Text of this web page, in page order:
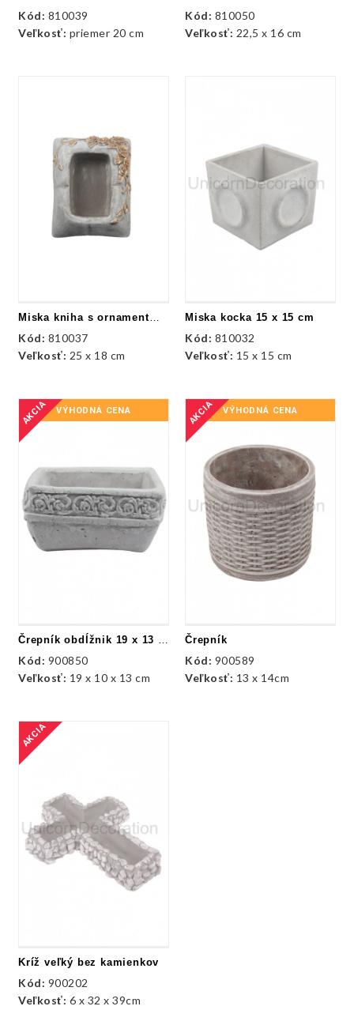
Kód: 810039
Veľkosť: priemer 20 cm
Kód: 810050
Veľkosť: 22,5 x 16 cm
Miska kniha s ornamentmi - kameň
Kód: 810037
Veľkosť: 25 x 18 cm
Miska kocka 15 x 15 cm
Kód: 810032
Veľkosť: 15 x 15 cm
AKCIA VÝHODNÁ CENA
Črepník obdĺžnik 19 x 13 x 10 cm
Kód: 900850
Veľkosť: 19 x 10 x 13 cm
AKCIA VÝHODNÁ CENA
Črepník
Kód: 900589
Veľkosť: 13 x 14cm
AKCIA
Kríž veľký bez kamienkov
Kód: 900202
Veľkosť: 6 x 32 x 39cm